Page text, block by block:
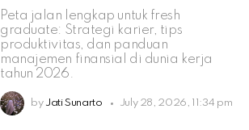
Peta jalan lengkap untuk fresh
graduate: Strategi karier, tips
produktivitas, dan panduan
manajemen finansial di dunia kerja
tahun 2026.
by Jati Sunarto July 28, 2026, 11:34 pm